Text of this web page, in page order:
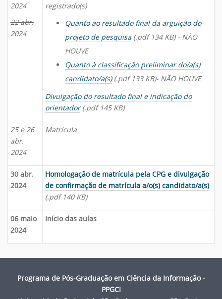
2024
22 abr.
2024
registrado(s)
Quanto ao resultado final da arguição do
projeto de pesquisa (.pdf 134 KB) - NÃO
HOUVE
Quanto à classificação preliminar do/a(s)
candidato/a(s)(.pdf 133 KB)- NÃO HOUVE
Divulgação do resultado final e indicação do
orientador(.pdf 145 KB)
25 e 26
abr.
2024
Matrícula
30 abr.
2024
Homologação de matrícula pela CPG e divulgação
de confirmação de matrícula a/o(s) candidato/a(s)
(.pdf 140 KB)
06 maio
2024
Início das aulas
Programa de Pós-Graduação em Ciência da Informação -
PPGCI